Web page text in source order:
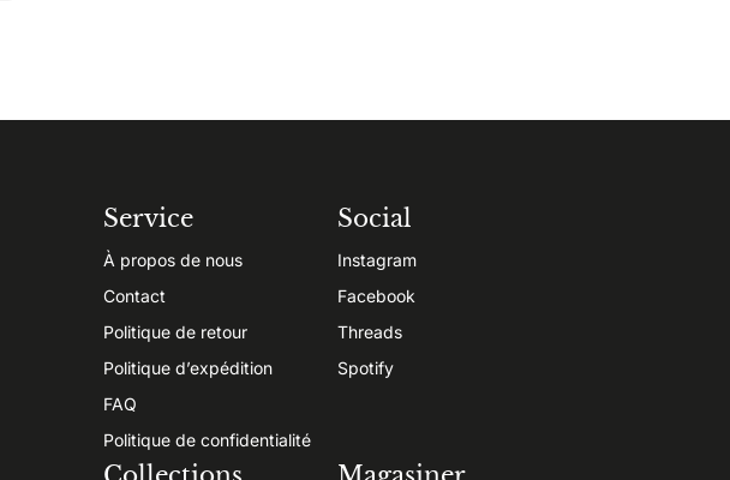
Service
À propos de nous
Contact
Politique de retour
Politique d’expédition
FAQ
Politique de confidentialité
Social
Instagram
Facebook
Threads
Spotify